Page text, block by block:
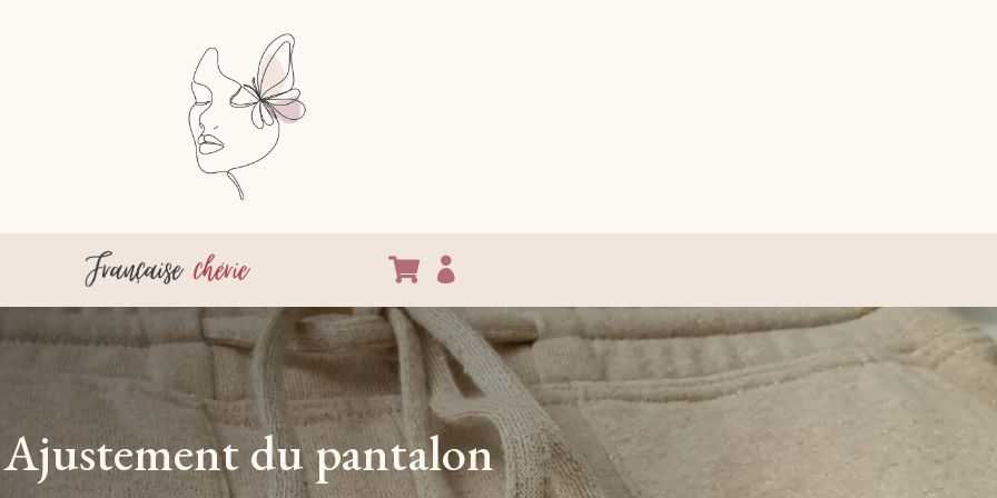
 
Ajustement du pantalon